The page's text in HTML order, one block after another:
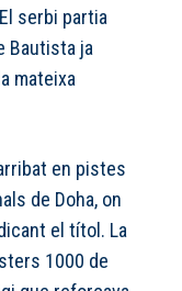
serbi partia
Bautista ja
mateixa
en pistes
de Doha, on
el títol. La
1000 de